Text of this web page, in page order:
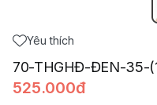
Yêu thích
70-THGHĐ-ĐEN-35-
525.000đ